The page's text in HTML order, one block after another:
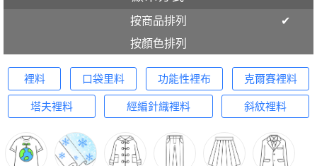
按商品排列
按顏色排列
裡料 口袋里料 功能性裡布 克爾賽裡料
塔夫裡料 經編針織裡料 斜紋裡料